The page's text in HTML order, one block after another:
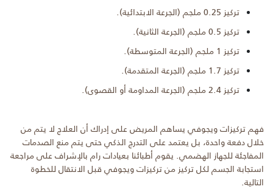
تركيز 0.25 ملجم (الجرعة الابتدائية).
تركيز 0.5 ملجم (الجرعة الثانية).
تركيز 1 ملجم (الجرعة المتوسطة).
تركيز 1.7 ملجم (الجرعة المتقدمة).
تركيز 2.4 ملجم (الجرعة المداومة أو القصوى).
فهم تركيزات ويجوفي يساهم المريض على إدراك أن العلاج لا يتم من
خلال دفعة واحدة، بل يعتمد على التدرج الذكي حتى يتم منع الصدمات
المفاجئة للجهاز الهضمي. يقوم أطبائنا بعيادات رام بالإشراف على مراجعة
استجابة الجسم لكل تركيز من تركيزات ويجوفي قبل الانتقال للخطوة
التالية.